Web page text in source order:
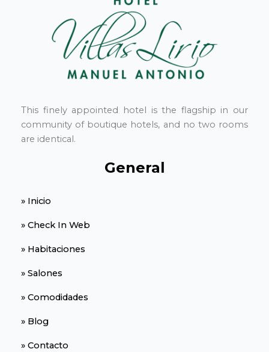
This finely appointed hotel is the flagship in our
community of boutique hotels, and no two rooms
are identical.
General
» Inicio
» Check In Web
» Habitaciones
» Salones
» Comodidades
» Blog
» Contacto